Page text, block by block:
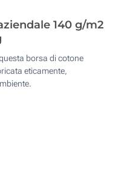
140 g/m2
borsa di cotone
eticamente,